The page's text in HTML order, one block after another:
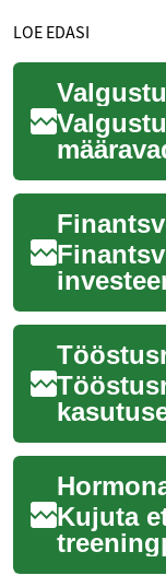
LOE EDASI
rohkem
tundu...
võib
kuid
trend,
Kujuta